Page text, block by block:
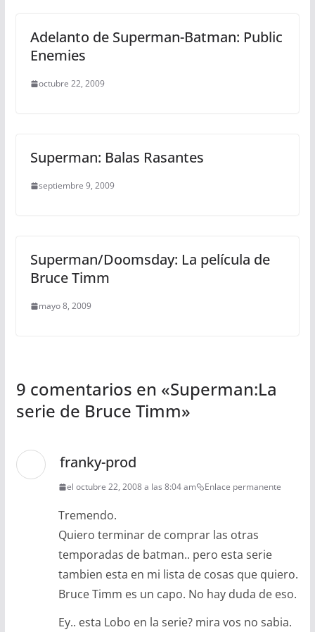
Adelanto de Superman-Batman: Public
Enemies
octubre 22, 2009
Superman: Balas Rasantes
septiembre 9, 2009
Superman/Doomsday: La película de
Bruce Timm
mayo 8, 2009
9 comentarios en «Superman:La
serie de Bruce Timm»
franky-prod
el octubre 22, 2008 a las 8:04 am Enlace permanente
Tremendo.
Quiero terminar de comprar las otras
temporadas de batman.. pero esta serie
tambien esta en mi lista de cosas que quiero.
Bruce Timm es un capo. No hay duda de eso.
Ey.. esta Lobo en la serie? mira vos no sabia.